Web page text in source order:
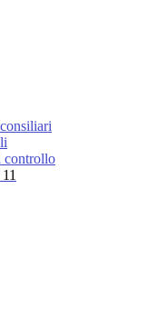
controllo
11